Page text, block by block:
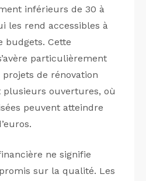
inférieurs de 30 à
les rend accessibles à
budgets. Cette
particulièrement
de rénovation
plusieurs ouvertures, où
peuvent atteindre
ne signifie
sur la qualité. Les